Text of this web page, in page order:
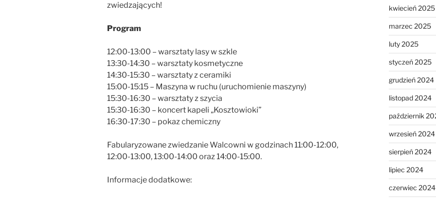
zwiedzających!
Program
12:00-13:00 – warsztaty lasy w szkle
13:30-14:30 – warsztaty kosmetyczne
14:30-15:30 – warsztaty z ceramiki
15:00-15:15 – Maszyna w ruchu (uruchomienie maszyny)
15:30-16:30 – warsztaty z szycia
15:30-16:30 – koncert kapeli „Kosztowioki”
16:30-17:30 – pokaz chemiczny
Fabularyzowane zwiedzanie Walcowni w godzinach 11:00-12:00,
12:00-13:00, 13:00-14:00 oraz 14:00-15:00.
Informacje dodatkowe:
kwiecień 2025
marzec 2025
luty 2025
styczeń 2025
grudzień 2024
listopad 2024
październik
wrzesień 2024
sierpień 2024
lipiec 2024
czerwiec 2024